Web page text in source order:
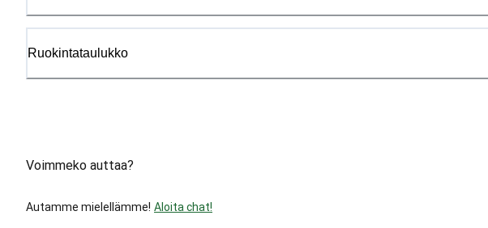
Ruokintataulukko
Voimmeko auttaa?
Autamme mielellämme! Aloita chat!